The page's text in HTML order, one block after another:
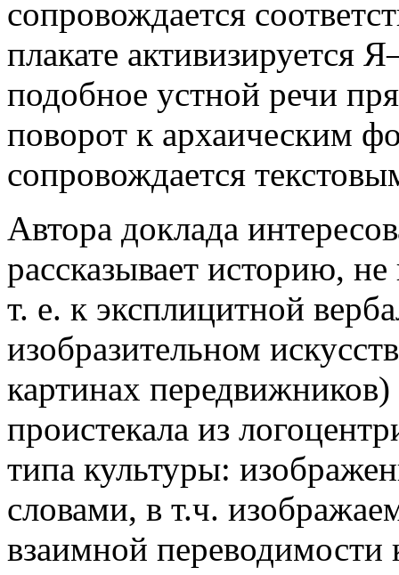
сопровождается
плакате активизируется
подобное устной речи
поворот к архаическим
сопровождается
Автора доклада
рассказывает историю,
т. е. к эксплицитной
изобразительном
картинах
проистекала из
типа культуры:
словами, в т.ч.
взаимной